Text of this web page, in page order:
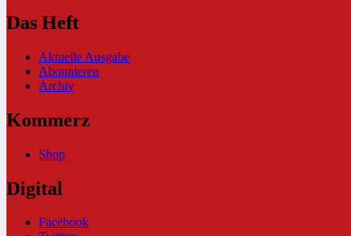
Das Heft
Aktuelle Ausgabe
Abonnieren
Archiv
Kommerz
Shop
Digital
Facebook